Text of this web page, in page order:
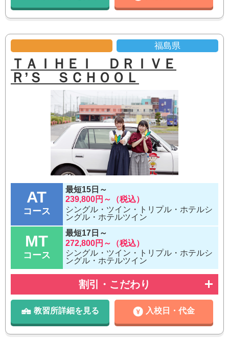
福島県
ＴＡＩＨＥＩ ＤＲＩＶＥ
Ｒ’Ｓ ＳＣＨＯＯＬ
AT
コース
最短15日～
239,800円～（税込）
シングル・ツイン・トリプル・ホテルシ
ングル・ホテルツイン
MT
コース
最短17日～
272,800円～（税込）
シングル・ツイン・トリプル・ホテルシ
ングル・ホテルツイン
割引・こだわり
教習所詳細を見る 入校日・代金